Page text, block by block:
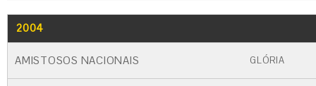
2004
AMISTOSOS NACIONAIS GLÓRIA